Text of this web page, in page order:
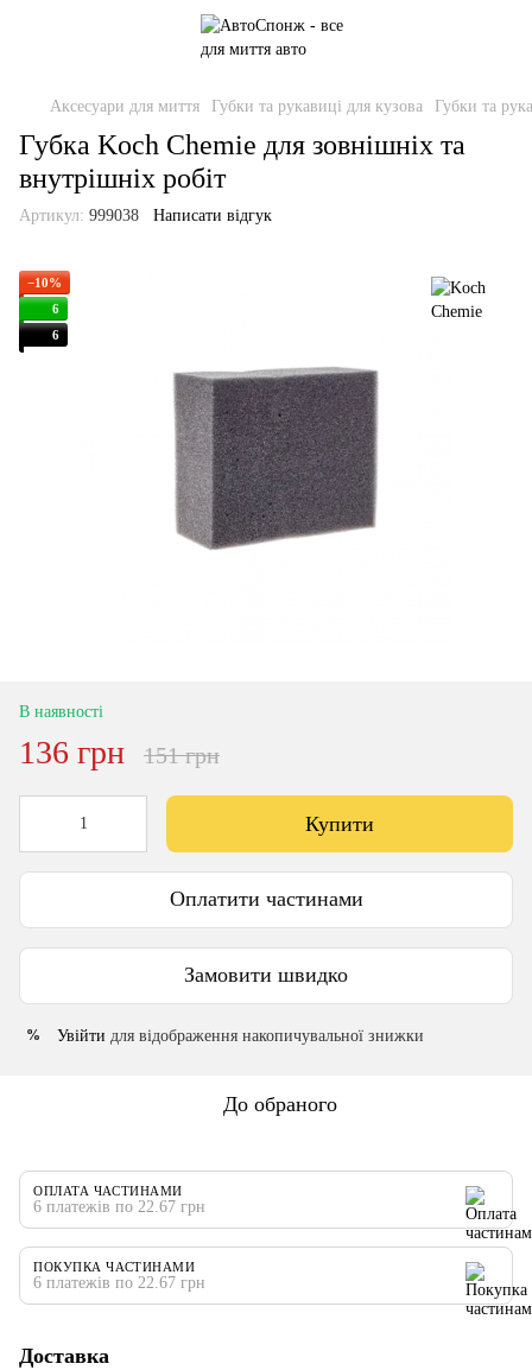
Аксесуари для миття Губки та рукавиці для кузова Губки та
Губка Koch Chemie для зовнішніх та
внутрішніх робіт
Артикул: 999038 Написати відгук
−10%
6
6
В наявності
136 грн 151 грн
Купити
Оплатити частинами
Замовити швидко
% Увійти для відображення накопичувальної знижки
До обраного
ОПЛАТА ЧАСТИНАМИ
6 платежів по 22.67 грн
ПОКУПКА ЧАСТИНАМИ
6 платежів по 22.67 грн
Доставка